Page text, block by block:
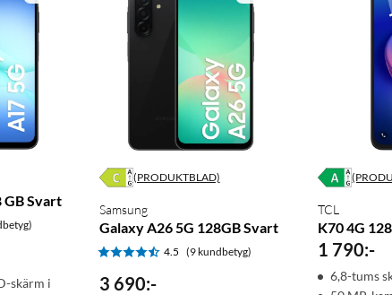
GB Svart
skärm i
(PRODUKTBLAD)
Samsung
Galaxy A26 5G 128GB Svart
4.5 (9 kundbetyg)
3 690:-
TCL
K70 4G
1 790:-
6,8-tums